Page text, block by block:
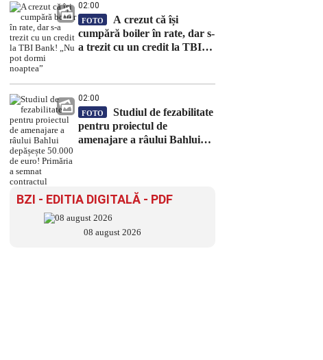
02:00
FOTO
A crezut că își
cumpără boiler în rate, dar s-
a trezit cu un credit la TBI
02:00
FOTO
Studiul de fezabilitate
pentru proiectul de
amenajare a râului Bahlui
BZI - EDITIA DIGITALĂ - PDF
08 august 2026